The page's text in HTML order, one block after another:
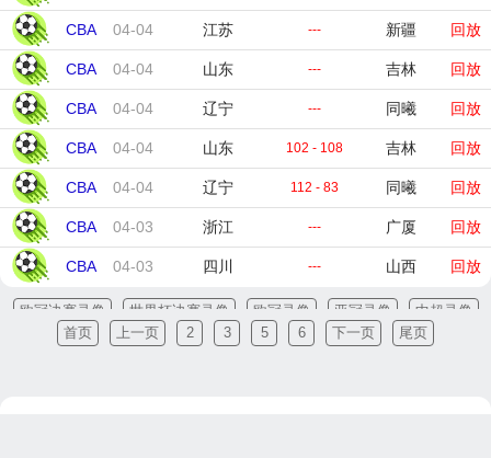
CBA 04-04 江苏 --- 新疆 回放
CBA 04-04 山东 --- 吉林 回放
CBA 04-04 辽宁 --- 同曦 回放
CBA 04-04 山东 102 - 108 吉林 回放
CBA 04-04 辽宁 112 - 83 同曦 回放
CBA 04-03 浙江 --- 广厦 回放
CBA 04-03 四川 --- 山西 回放
欧冠决赛录像 世界杯决赛录像 欧冠录像 亚冠录像
中超录像
法甲录像
德甲录像 意甲录像 西甲录像 英超录像
首页 上一页 2 3 5 6 下一页 尾页